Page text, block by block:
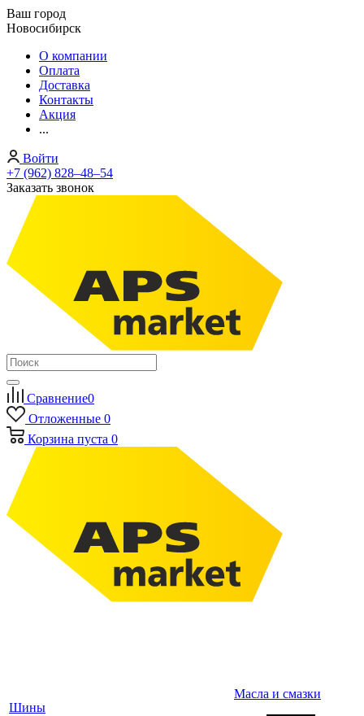
Ваш город
Новосибирск
О компании
Оплата
Доставка
Контакты
Акция
...
Войти
+7 (962) 828‒48‒54
Заказать звонок
Сравнение0
Отложенные 0
Корзина пуста 0
Шины
Масла и смазки